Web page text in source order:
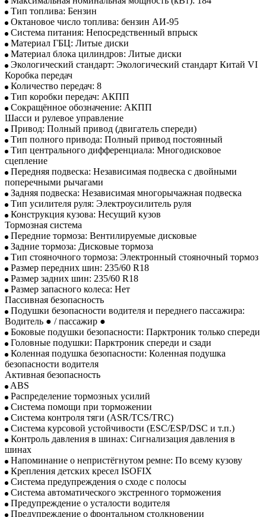
Тип топлива: Бензин
Октановое число топлива: бензин АИ-95
Система питания: Непосредственный впрыск
Материал ГБЦ: Литые диски
Материал блока цилиндров: Литые диски
Экологический стандарт: Экологический стандарт Китай VI
Коробка передач
Количество передач: 8
Тип коробки передач: АКПП
Сокращённое обозначение: АКПП
Шасси и рулевое управление
Привод: Полный привод (двигатель спереди)
Тип полного привода: Полный привод постоянный
Тип центрального дифференциала: Многодисковое
сцепление
Передняя подвеска: Независимая подвеска с двойными
поперечными рычагами
Задняя подвеска: Независимая многорычажная подвеска
Тип усилителя руля: Электроусилитель руля
Конструкция кузова: Несущий кузов
Тормозная система
Передние тормоза: Вентилируемые дисковые
Задние тормоза: Дисковые тормоза
Тип стояночного тормоза: Электронный стояночный тормоз
Размер передних шин: 235/60 R18
Размер задних шин: 235/60 R18
Размер запасного колеса: Нет
Пассивная безопасность
Подушки безопасности водителя и переднего пассажира:
Водитель ● / пассажир ●
Боковые подушки безопасности: Парктроник только спереди
Головные подушки: Парктроник спереди и сзади
Коленная подушка безопасности: Коленная подушка
безопасности водителя
Активная безопасность
ABS
Распределение тормозных усилий
Система помощи при торможении
Система контроля тяги (ASR/TCS/TRC)
Система курсовой устойчивости (ESC/ESP/DSC и т.п.)
Контроль давления в шинах: Сигнализация давления в
шинах
Напоминание о непристёгнутом ремне: По всему кузову
Крепления детских кресел ISOFIX
Система предупреждения о сходе с полосы
Система автоматического экстренного торможения
Предупреждение о усталости водителя
Предупреждение о фронтальном столкновении